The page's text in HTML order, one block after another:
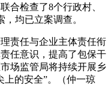
合检查了8个行政村、
均已立案调查。
责任与企业主体责任衔
任意识，提高了包保干
场监管局将持续开展乡
上的安全”。（仲一琼